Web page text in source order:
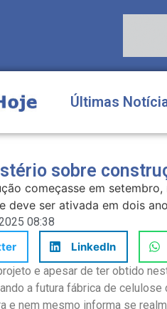
Últimas
sobre
começasse em
deve ser ativada em dois
08:38
LinkedIn
e apesar de ter obtido
a futura fábrica de celulose
e nem mesmo informa se